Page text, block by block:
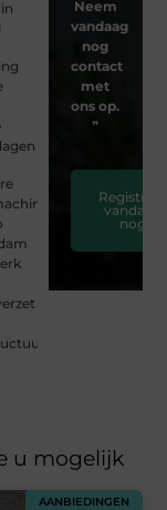
Neem
vandaag
nog
contact
met
ons op.
❞
Registreer
vandaag
nog
u mogelijk
AANBIEDINGEN